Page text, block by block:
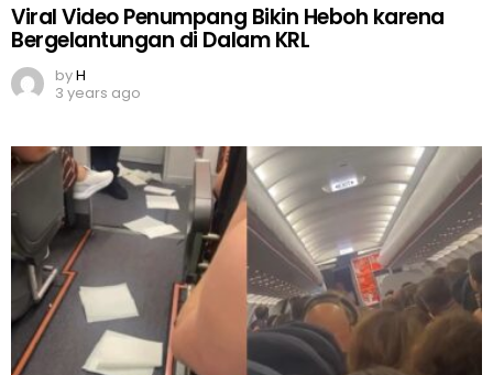
Viral Video Penumpang Bikin Heboh karena
Bergelantungan di Dalam KRL
byH
3 years ago